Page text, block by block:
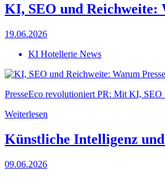
KI, SEO und Reichweite:
19.06.2026
KI Hotellerie News
PresseEco revolutioniert PR: Mit KI, SEO
Weiterlesen
Künstliche Intelligenz
09.06.2026